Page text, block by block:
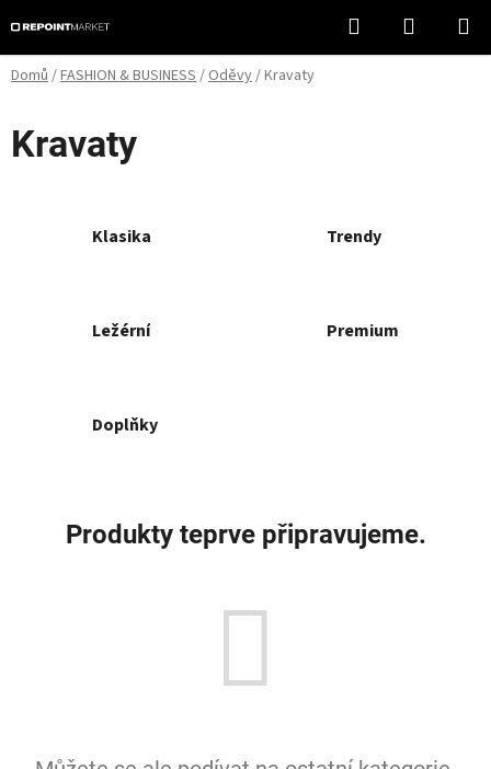
na
obsah
Hledat
KOŠÍK
Domů/FASHION & BUSINESS/Oděvy/Kravaty
Kravaty
Klasika Trendy
Ležérní Premium
Doplňky
Produkty teprve připravujeme.